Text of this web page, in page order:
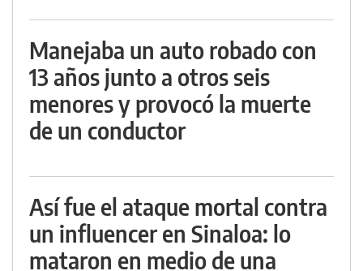
Manejaba un auto robado con
13 años junto a otros seis
menores y provocó la muerte
de un conductor
Así fue el ataque mortal contra
un influencer en Sinaloa: lo
mataron en medio de una